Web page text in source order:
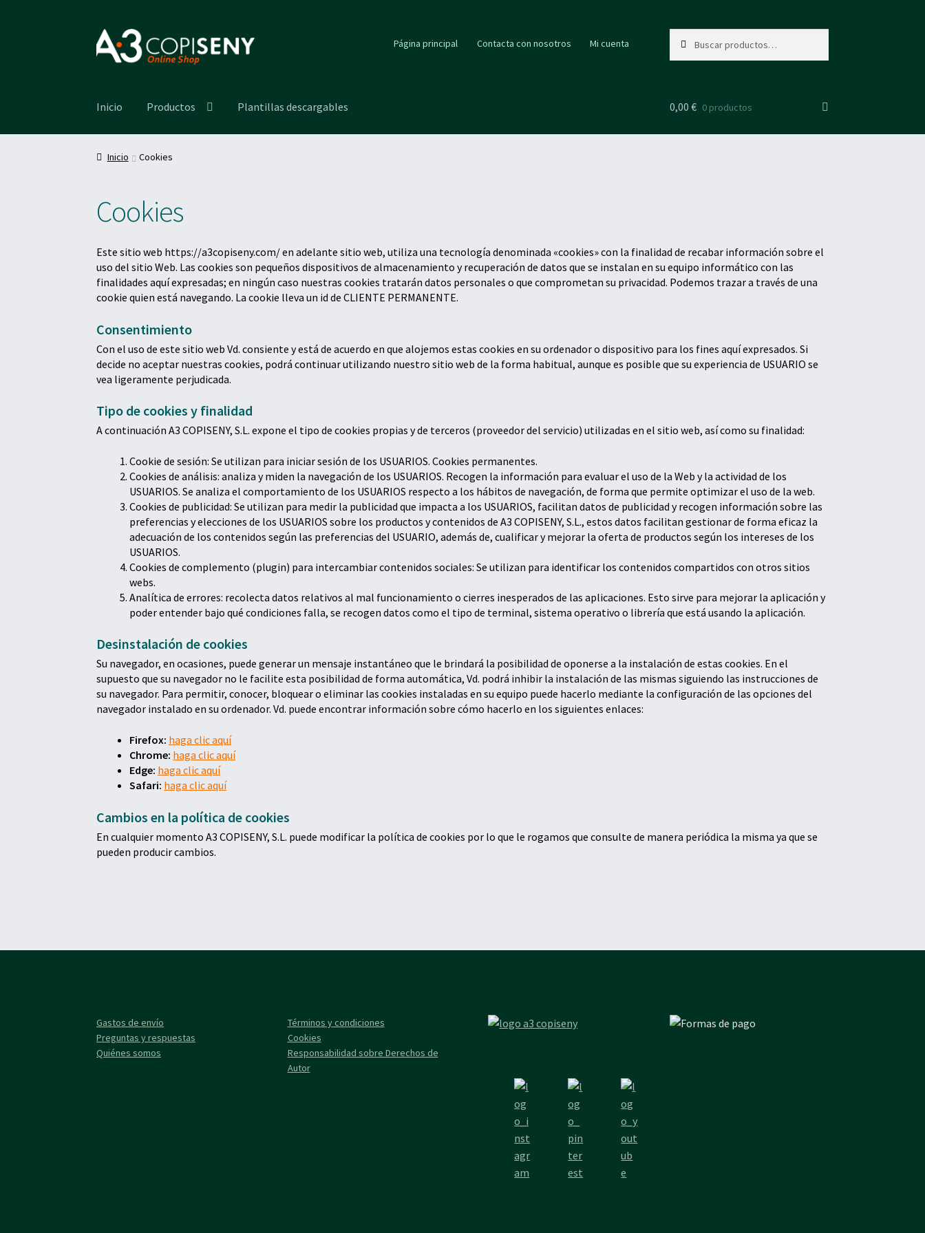
Ir
a
Ir
al
Página principal Contacta con nosotros Mi cuenta
por:
Buscar
Inicio Productos Plantillas descargables 0,00 € 0 productos
Inicio Cookies
Cookies
Este sitio web https://a3copiseny.com/ en adelante sitio web, utiliza una tecnología denominada «cookies» con la finalidad de recabar información sobre el
uso del sitio Web. Las cookies son pequeños dispositivos de almacenamiento y recuperación de datos que se instalan en su equipo informático con las
finalidades aquí expresadas; en ningún caso nuestras cookies tratarán datos personales o que comprometan su privacidad. Podemos trazar a través de una
cookie quien está navegando. La cookie lleva un id de CLIENTE PERMANENTE.
Consentimiento
Con el uso de este sitio web Vd. consiente y está de acuerdo en que alojemos estas cookies en su ordenador o dispositivo para los fines aquí expresados. Si
decide no aceptar nuestras cookies, podrá continuar utilizando nuestro sitio web de la forma habitual, aunque es posible que su experiencia de USUARIO se
vea ligeramente perjudicada.
Tipo de cookies y finalidad
A continuación A3 COPISENY, S.L. expone el tipo de cookies propias y de terceros (proveedor del servicio) utilizadas en el sitio web, así como su finalidad:
Cookie de sesión: Se utilizan para iniciar sesión de los USUARIOS. Cookies permanentes.
Cookies de análisis: analiza y miden la navegación de los USUARIOS. Recogen la información para evaluar el uso de la Web y la actividad de los
USUARIOS. Se analiza el comportamiento de los USUARIOS respecto a los hábitos de navegación, de forma que permite optimizar el uso de la web.
Cookies de publicidad: Se utilizan para medir la publicidad que impacta a los USUARIOS, facilitan datos de publicidad y recogen información sobre las
preferencias y elecciones de los USUARIOS sobre los productos y contenidos de A3 COPISENY, S.L., estos datos facilitan gestionar de forma eficaz la
adecuación de los contenidos según las preferencias del USUARIO, además de, cualificar y mejorar la oferta de productos según los intereses de los
USUARIOS.
Cookies de complemento (plugin) para intercambiar contenidos sociales: Se utilizan para identificar los contenidos compartidos con otros sitios
webs.
Analítica de errores: recolecta datos relativos al mal funcionamiento o cierres inesperados de las aplicaciones. Esto sirve para mejorar la aplicación y
poder entender bajo qué condiciones falla, se recogen datos como el tipo de terminal, sistema operativo o librería que está usando la aplicación.
Desinstalación de cookies
Su navegador, en ocasiones, puede generar un mensaje instantáneo que le brindará la posibilidad de oponerse a la instalación de estas cookies. En el
supuesto que su navegador no le facilite esta posibilidad de forma automática, Vd. podrá inhibir la instalación de las mismas siguiendo las instrucciones de
su navegador. Para permitir, conocer, bloquear o eliminar las cookies instaladas en su equipo puede hacerlo mediante la configuración de las opciones del
navegador instalado en su ordenador. Vd. puede encontrar información sobre cómo hacerlo en los siguientes enlaces:
Firefox: haga clic aquí
Chrome: haga clic aquí
Edge: haga clic aquí
Safari: haga clic aquí
Cambios en la política de cookies
En cualquier momento A3 COPISENY, S.L. puede modificar la política de cookies por lo que le rogamos que consulte de manera periódica la misma ya que se
pueden producir cambios.
Gastos de envío
Preguntas y respuestas
Quiénes somos
Términos y condiciones
Cookies
Responsabilidad sobre Derechos de
Autor